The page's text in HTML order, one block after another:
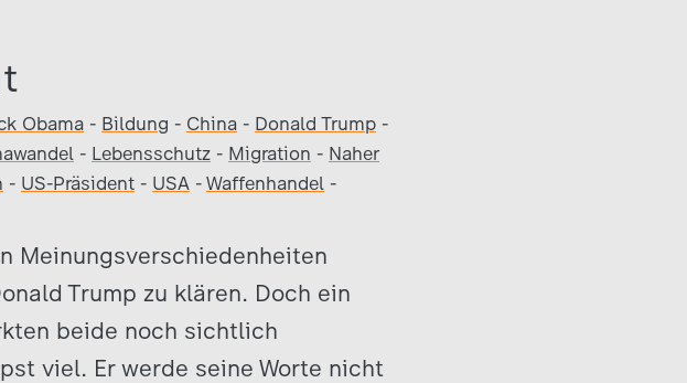
Obama - Bildung - China - Donald Trump -
- Lebensschutz - Migration - Naher
- US-Präsident - USA - Waffenhandel -
Meinungsverschiedenheiten
Trump zu klären. Doch ein
beide noch sichtlich
viel. Er werde seine Worte nicht